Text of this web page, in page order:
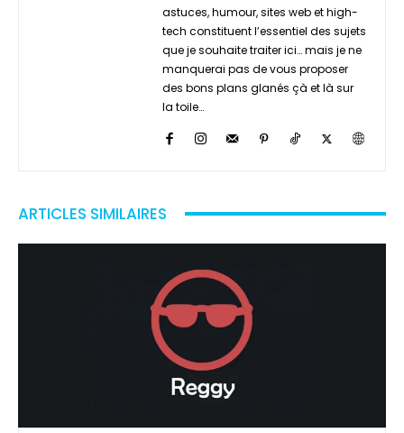
astuces, humour, sites web et high-
tech constituent l’essentiel des sujets
que je souhaite traiter ici… mais je ne
manquerai pas de vous proposer
des bons plans glanés çà et là sur
la toile…
ARTICLES SIMILAIRES